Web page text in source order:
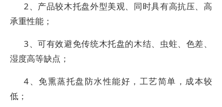
2、产品较木托盘外型美观、同时具有高抗压、高
承重性能；
3、可有效避免传统木托盘的木结、虫蛀、色差、
湿度高等缺点；
4、免熏蒸托盘防水性能好，工艺简单，成本较
低；